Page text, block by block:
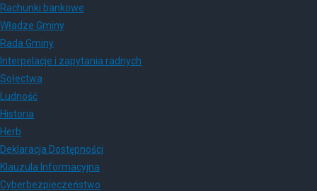
Rachunki bankowe
Władze Gminy
Rada Gminy
Interpelacje i zapytania radnych
Sołectwa
Ludność
Historia
Herb
Deklaracja Dostępności
Klauzula Informacyjna
Cyberbezpieczeństwo